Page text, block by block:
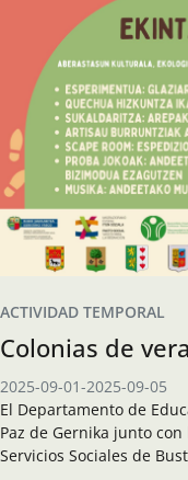
ACTIVIDAD TEMPORAL
Colonias de
2025-09-01-2025-09-05
El Departamento de
Paz de Gernika junto
Servicios Sociales de